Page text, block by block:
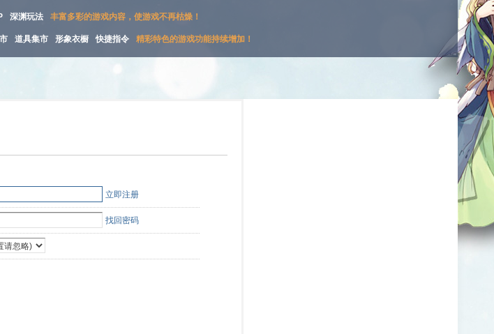
深渊玩法 丰富多彩的游戏内容，使游戏不再枯燥！
道具集市 形象衣橱 快捷指令 精彩特色的游戏功能持续增加！
立即注册
找回密码